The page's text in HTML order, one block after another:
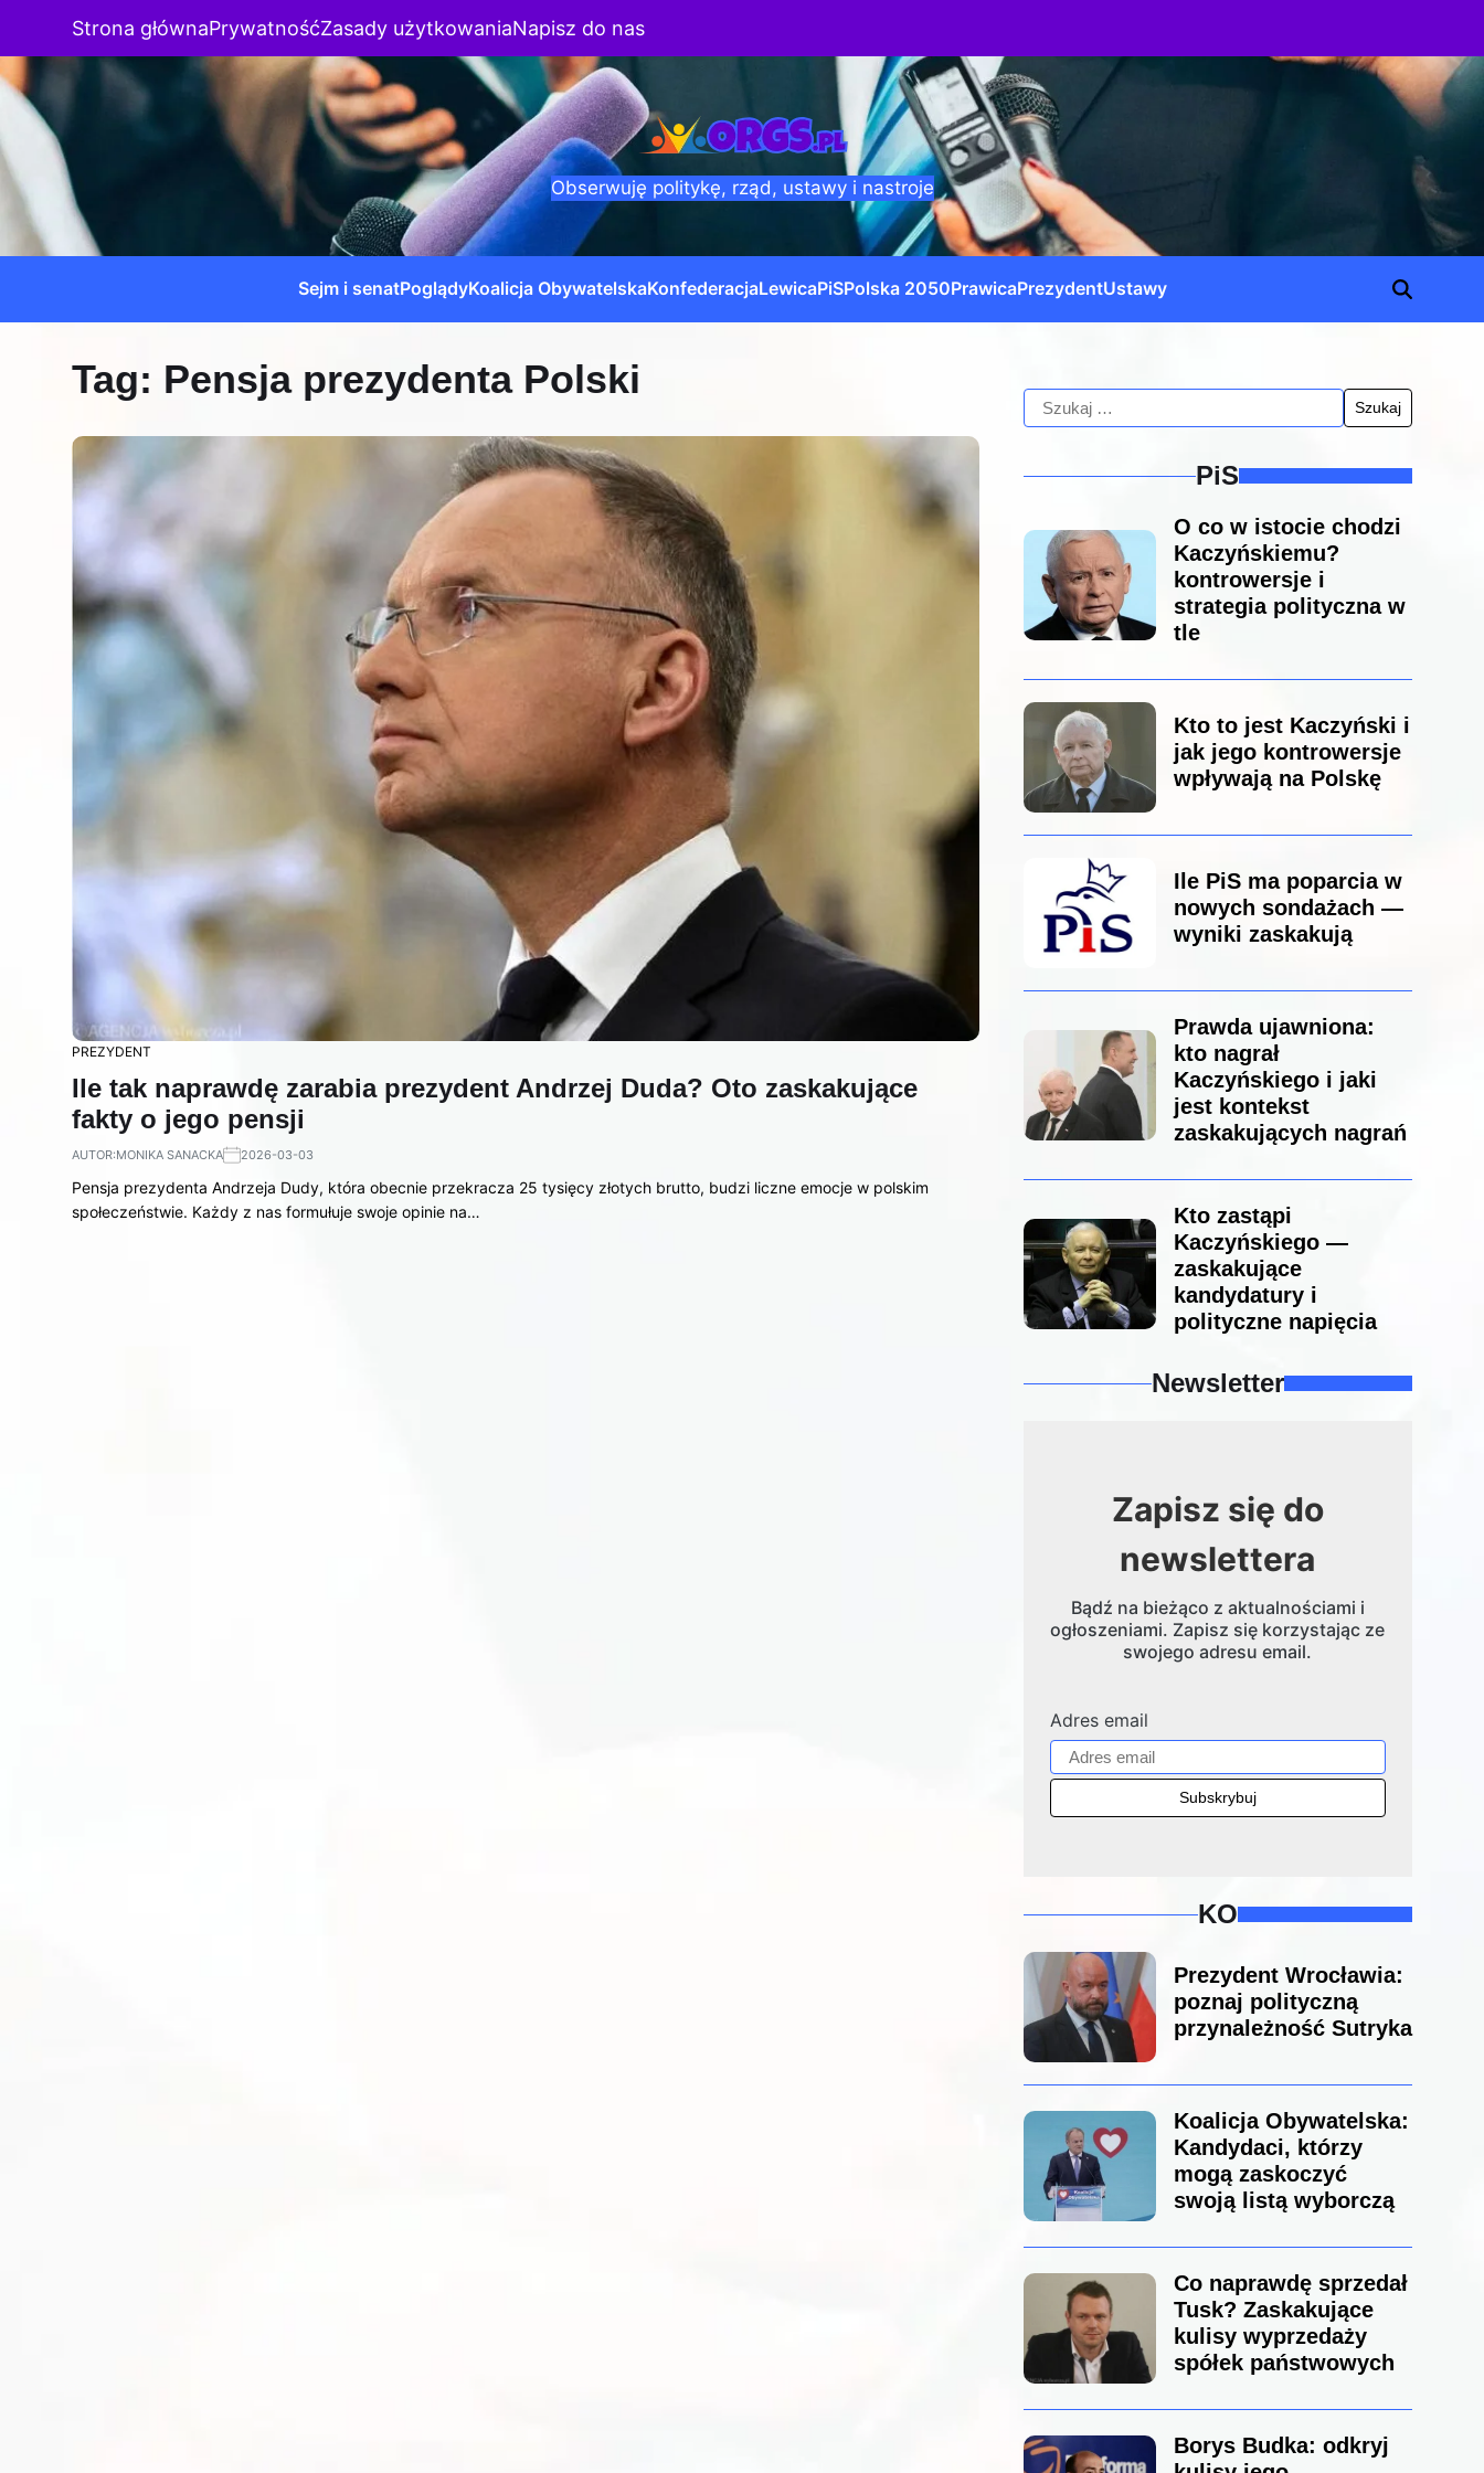
Strona głównaPrywatnośćZasady użytkowaniaNapisz do nas
Obserwuję politykę, rząd, ustawy i nastroje
Sejm i senatPoglądyKoalicja ObywatelskaKonfederacjaLewicaPiSPolska 2050PrawicaPrezydentUstawy
Tag: Pensja prezydenta Polski
PREZYDENT
Ile tak naprawdę zarabia prezydent Andrzej Duda? Oto zaskakujące
fakty o jego pensji
AUTOR:MONIKA SANACKA 2026-03-03
Pensja prezydenta Andrzeja Dudy, która obecnie przekracza 25 tysięcy złotych brutto, budzi liczne emocje w polskim
społeczeństwie. Każdy z nas formułuje swoje opinie na…
PiS
O co w istocie chodzi
Kaczyńskiemu?
kontrowersje i
strategia polityczna w
tle
Kto to jest Kaczyński i
jak jego kontrowersje
wpływają na Polskę
Ile PiS ma poparcia w
nowych sondażach —
wyniki zaskakują
Prawda ujawniona:
kto nagrał
Kaczyńskiego i jaki
jest kontekst
zaskakujących nagrań
Kto zastąpi
Kaczyńskiego —
zaskakujące
kandydatury i
polityczne napięcia
Newsletter
Zapisz się do
newslettera
Bądź na bieżąco z aktualnościami i
ogłoszeniami. Zapisz się korzystając ze
swojego adresu email.
Adres email
KO
Prezydent Wrocławia:
poznaj polityczną
przynależność Sutryka
Koalicja Obywatelska:
Kandydaci, którzy
mogą zaskoczyć
swoją listą wyborczą
Co naprawdę sprzedał
Tusk? Zaskakujące
kulisy wyprzedaży
spółek państwowych
Borys Budka: odkryj